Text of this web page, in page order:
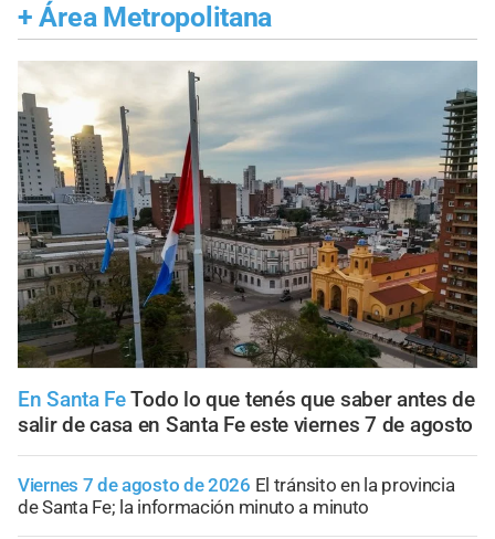
+ Área Metropolitana
En Santa FeTodo lo que tenés que saber antes de
salir de casa en Santa Fe este viernes 7 de agosto
Viernes 7 de agosto de 2026 El tránsito en la provincia
de Santa Fe; la información minuto a minuto